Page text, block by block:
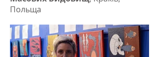
Польща